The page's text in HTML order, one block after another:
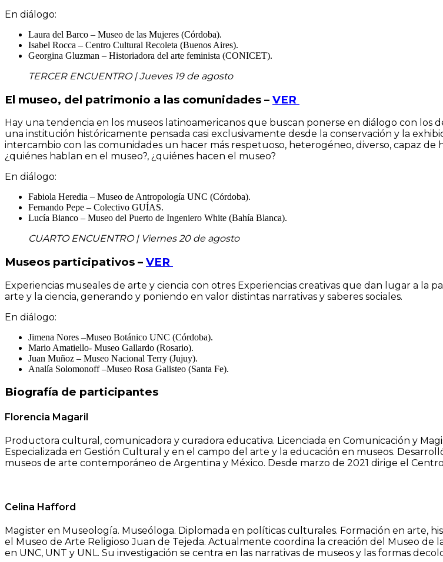
En diálogo:
Laura del Barco – Museo de las Mujeres (Córdoba).
Isabel Rocca – Centro Cultural Recoleta (Buenos Aires).
Georgina Gluzman – Historiadora del arte feminista (CONICET).
TERCER ENCUENTRO | Jueves 19 de agosto
El museo, del patrimonio a las comunidades – VER
Hay una tendencia en los museos latinoamericanos que buscan ponerse en diálogo con los
una institución históricamente pensada casi exclusivamente desde la conservación y la
intercambio con las comunidades un hacer más respetuoso, heterogéneo, diverso, capaz
¿quiénes hablan en el museo?, ¿quiénes hacen el museo?
En diálogo:
Fabiola Heredia – Museo de Antropología UNC (Córdoba).
Fernando Pepe – Colectivo GUÍAS.
Lucía Bianco – Museo del Puerto de Ingeniero White (Bahía Blanca).
CUARTO ENCUENTRO | Viernes 20 de agosto
Museos participativos – VER
Experiencias museales de arte y ciencia con otres Experiencias creativas que dan lugar a la
arte y la ciencia, generando y poniendo en valor distintas narrativas y saberes sociales.
En diálogo:
Jimena Nores –Museo Botánico UNC (Córdoba).
Mario Amatiello- Museo Gallardo (Rosario).
Juan Muñoz – Museo Nacional Terry (Jujuy).
Analía Solomonoff –Museo Rosa Galisteo (Santa Fe).
Biografía de participantes
Florencia Magaril
Productora cultural, comunicadora y curadora educativa. Licenciada en Comunicación y
Especializada en Gestión Cultural y en el campo del arte y la educación en museos.
museos de arte contemporáneo de Argentina y México. Desde marzo de 2021 dirige el
Celina Hafford
Magister en Museología. Museóloga. Diplomada en políticas culturales. Formación en arte,
el Museo de Arte Religioso Juan de Tejeda. Actualmente coordina la creación del Museo de
en UNC, UNT y UNL. Su investigación se centra en las narrativas de museos y las formas